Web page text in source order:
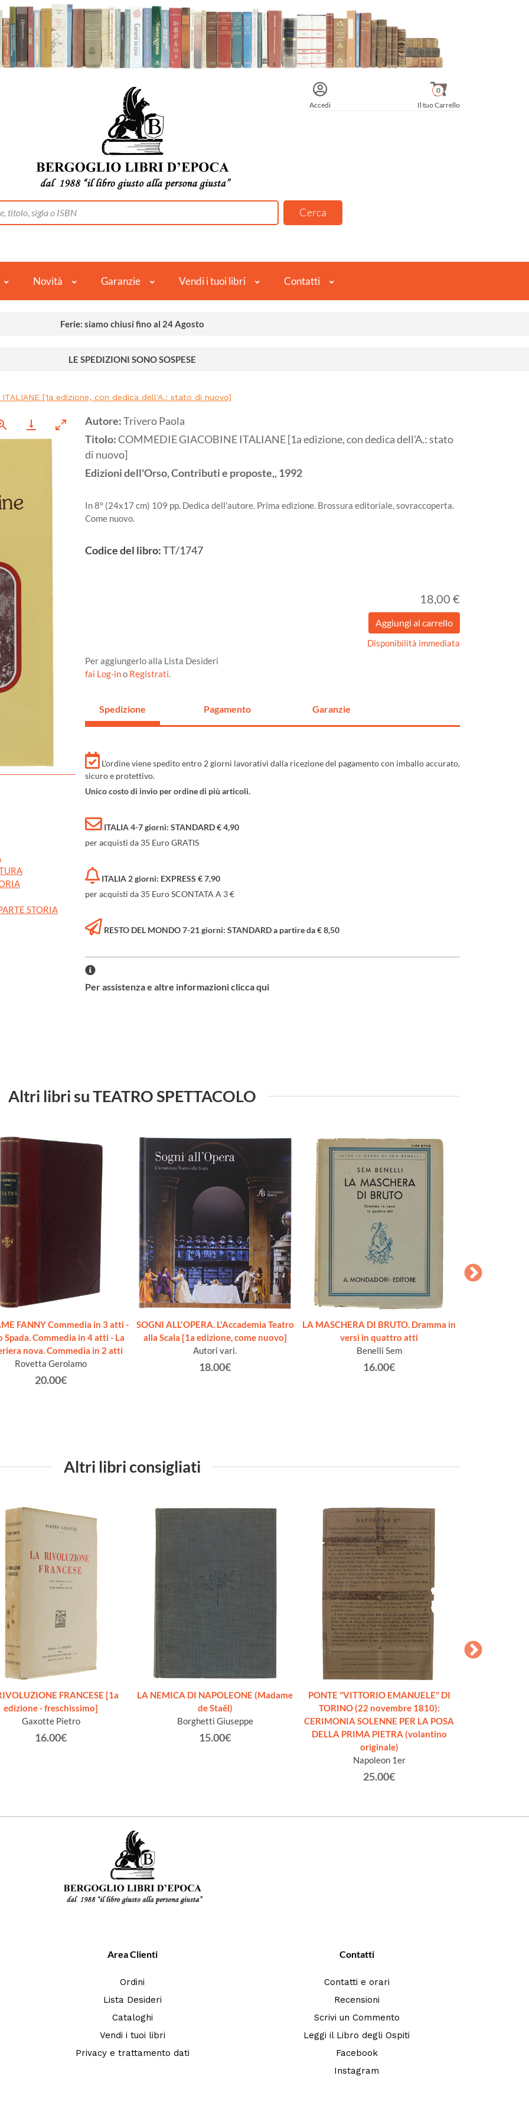
Accedi Il tuo Carrello
0
Novità Garanzie Vendi i tuoi libri Contatti
Ferie: siamo chiusi fino al 24 Agosto
LE SPEDIZIONI SONO SOSPESE
ITALIANE [1a edizione, con dedica dell'A.: stato di nuovo]
STORIA
Autore:Trivero Paola
Titolo:COMMEDIE GIACOBINE ITALIANE [1a edizione, con dedica dell'A.: stato
di nuovo]
Edizioni dell'Orso, Contributi e proposte,,1992
In 8° (24x17 cm) 109 pp. Dedica dell'autore. Prima edizione. Brossura editoriale, sovraccoperta.
Come nuovo.
Codice del libro:TT/1747
18,00 €
Disponibilità immediata
Per aggiungerlo alla Lista Desideri
fai Log-ino Registrati.
Spedizione Pagamento Garanzie
L'ordine viene spedito entro 2 giorni lavorativi dalla ricezione del pagamento con imballo accurato,
sicuro e protettivo.
Unico costo di invio per ordine di più articoli.
ITALIA 4-7 giorni: STANDARD € 4,90
per acquisti da 35 Euro GRATIS
ITALIA 2 giorni: EXPRESS € 7,90
per acquisti da 35 Euro SCONTATA A 3 €
RESTO DEL MONDO 7-21 giorni: STANDARD a partire da € 8,50
Per assistenza e altre informazioni clicca qui
Altri libri su TEATRO SPETTACOLO
FANNY Commedia in 3 atti -
Spada. Commedia in 4 atti - La
nova. Commedia in 2 atti
Rovetta Gerolamo
20.00€
SOGNI ALL'OPERA. L'Accademia Teatro
alla Scala [1a edizione, come nuovo]
Autori vari.
18.00€
LA MASCHERA DI BRUTO. Dramma in
versi in quattro atti
Benelli Sem
16.00€
Altri libri consigliati
FRANCESE [1a
edizione - freschissimo]
Gaxotte Pietro
16.00€
LA NEMICA DI NAPOLEONE (Madame
de Staël)
Borghetti Giuseppe
15.00€
PONTE "VITTORIO EMANUELE" DI
TORINO (22 novembre 1810):
CERIMONIA SOLENNE PER LA POSA
DELLA PRIMA PIETRA (volantino
originale)
Napoleon 1er
25.00€
Area Clienti
Ordini
Lista Desideri
Cataloghi
Vendi i tuoi libri
Privacy e trattamento dati
Contatti
Contatti e orari
Recensioni
Scrivi un Commento
Leggi il Libro degli Ospiti
Facebook
Instagram